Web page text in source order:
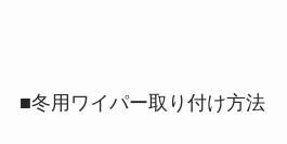
■冬用ワイパー取り付け方法